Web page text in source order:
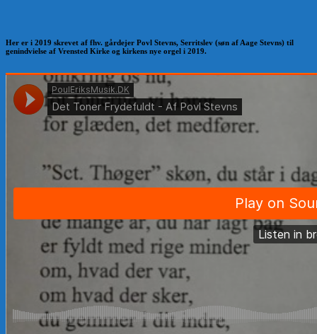
Her er i 2019 skrevet af fhv. gårdejer Povl Stevns, Serritslev (søn af Aage Stevns) til
genindvielse af Vrensted Kirke og kirkens nye orgel i 2019.